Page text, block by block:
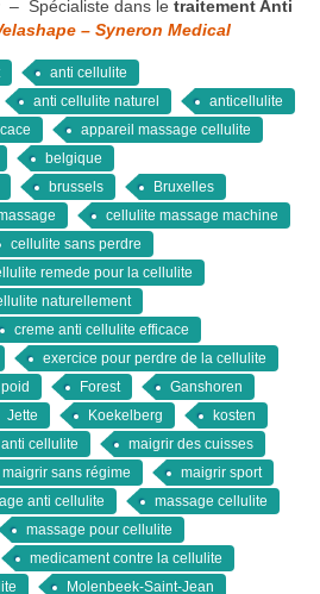
– Spécialiste dans le traitement Anti
– Syneron Medical
anti cellulite
anti cellulite naturel
anticellulite
appareil massage cellulite
belgique
brussels
Bruxelles
cellulite massage machine
cellulite sans perdre
remede pour la cellulite
naturellement
creme anti cellulite efficace
exercice pour perdre de la cellulite
Forest
Ganshoren
Jette Koekelberg
kosten
cellulite
maigrir des cuisses
maigrir sans régime
maigrir sport
anti cellulite
massage cellulite
massage pour cellulite
medicament contre la cellulite
Molenbeek-Saint-Jean